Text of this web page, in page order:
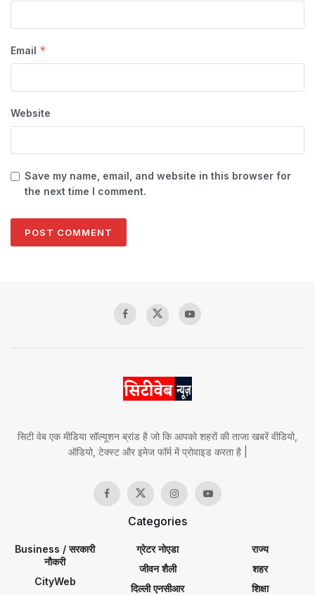
Email *
Website
Save my name, email, and website in this browser for
the next time I comment.
सिटी वेब एक मीडिया सॉल्यूशन ब्रांड है जो कि आपको शहरों की ताजा खबरें वीडियो,
ऑडियो, टेक्स्ट और इमेज फॉर्म में प्रोवाइड करता है |
Categories
Business / सरकारी
नौकरी
CityWeb
ग्रेटर नोएडा
जीवन शैली
दिल्ली एनसीआर
राज्य
शहर
शिक्षा